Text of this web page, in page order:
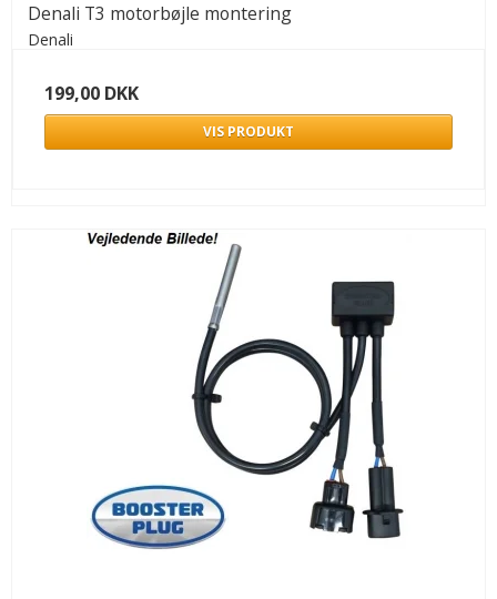
Denali T3 motorbøjle montering
Denali
199,00 DKK
VIS PRODUKT